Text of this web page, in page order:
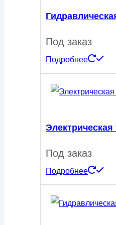
Под заказ
Подробнее
Под заказ
Подробнее